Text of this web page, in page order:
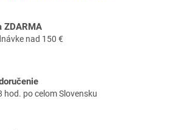
ZDARMA
nad 150 €
hod. po celom Slovensku